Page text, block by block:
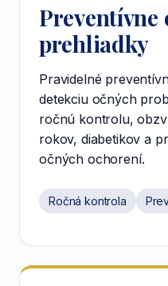
Preventívne
prehliadky
Pravidelné
detekciu očných
ročnú kontrolu,
rokov, diabetikov a
očných ochorení.
Ročná kontrola